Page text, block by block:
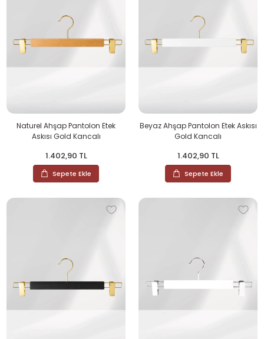
Naturel Ahşap Pantolon Etek
Askısı Gold Kancalı
1.402,90 TL
Sepete Ekle
Beyaz Ahşap Pantolon Etek Askısı
Gold Kancalı
1.402,90 TL
Sepete Ekle